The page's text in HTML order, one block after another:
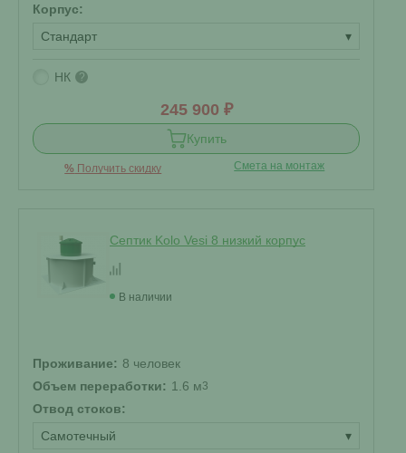
Корпус:
Стандарт
▾
НК ?
245 900 ₽
Купить
% Получить скидку Смета на монтаж
Септик Kolo Vesi 8 низкий корпус
В наличии
Проживание: 8 человек
Объем переработки: 1.6 м3
Отвод стоков:
Самотечный
▾